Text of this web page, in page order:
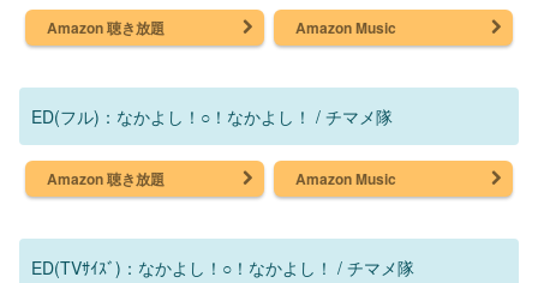
Amazon 聴き放題 Amazon Music
ED(フル)：なかよし！○！なかよし！ / チマメ隊
Amazon 聴き放題 Amazon Music
ED(TVｻｲｽﾞ)：なかよし！○！なかよし！ / チマメ隊